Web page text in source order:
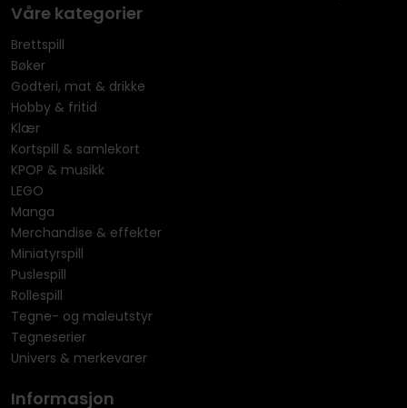
Våre kategorier
Brettspill
Bøker
Godteri, mat & drikke
Hobby & fritid
Klær
Kortspill & samlekort
KPOP & musikk
LEGO
Manga
Merchandise & effekter
Miniatyrspill
Puslespill
Rollespill
Tegne- og maleutstyr
Tegneserier
Univers & merkevarer
Informasjon